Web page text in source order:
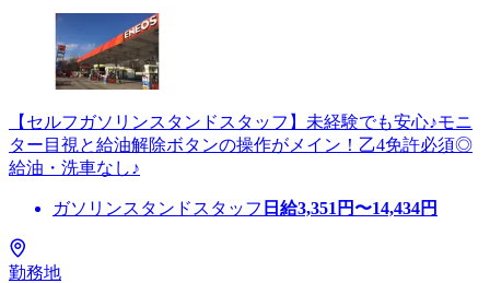
【セルフガソリンスタンドスタッフ】未経験でも安心♪モニ
ター目視と給油解除ボタンの操作がメイン！乙4免許必須◎
給油・洗車なし♪
ガソリンスタンドスタッフ 日給3,351 円〜14,434円
勤務地